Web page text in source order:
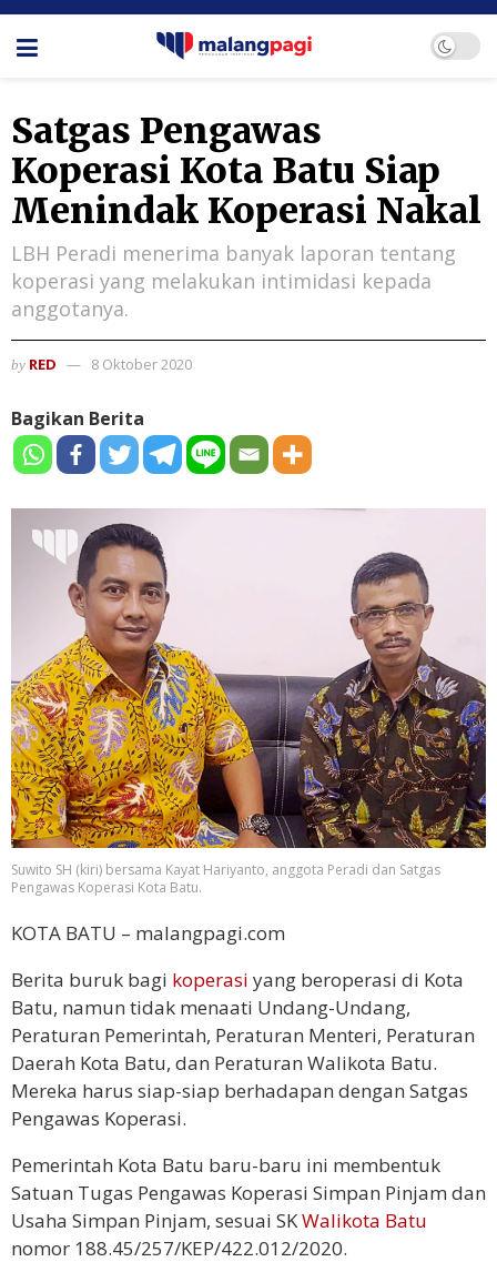
Satgas Pengawas
Koperasi Kota Batu Siap
Menindak Koperasi Nakal
LBH Peradi menerima banyak laporan tentang
koperasi yang melakukan intimidasi kepada
anggotanya.
by RED 8 Oktober 2020
Bagikan Berita
Suwito SH (kiri) bersama Kayat Hariyanto, anggota Peradi dan Satgas
Pengawas Koperasi Kota Batu.
KOTA BATU – malangpagi.com
Berita buruk bagi koperasi yang beroperasi di Kota
Batu, namun tidak menaati Undang-Undang,
Peraturan Pemerintah, Peraturan Menteri, Peraturan
Daerah Kota Batu, dan Peraturan Walikota Batu.
Mereka harus siap-siap berhadapan dengan Satgas
Pengawas Koperasi.
Pemerintah Kota Batu baru-baru ini membentuk
Satuan Tugas Pengawas Koperasi Simpan Pinjam dan
Usaha Simpan Pinjam, sesuai SKWalikota Batu
nomor 188.45/257/KEP/422.012/2020.